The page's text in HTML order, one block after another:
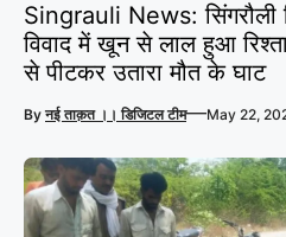
Singrauli News: सिंगरौली
विवाद में खून से लाल हुआ
से पीटकर उतारा मौत के घाट
Byनई ताक़त ।। डिजिटल टीम—May 22,